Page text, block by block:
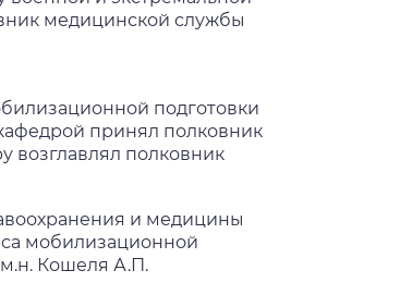
медицинской службы
подготовки
принял полковник
возглавлял полковник
и медицины
мобилизационной
Кошеля А.П.